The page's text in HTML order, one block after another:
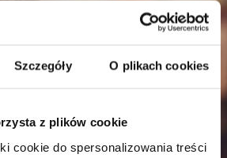
Szczegóły O plikach cookies
z plików cookie
cookie do spersonalizowania treści